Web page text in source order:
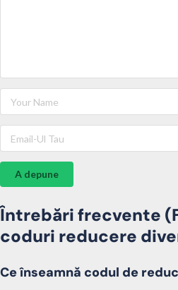
A depune
Întrebări frecvente
coduri reducere
Ce înseamnă codul de